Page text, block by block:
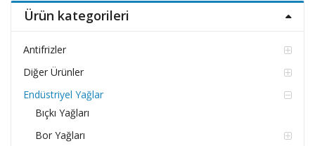
Ürün kategorileri
Antifrizler
Diğer Ürünler
Endüstriyel Yağlar
Bıçkı Yağları
Bor Yağları